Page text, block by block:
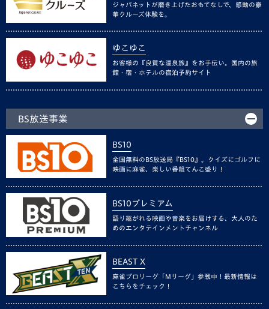
ジャパネットが磨き上げたおもてなしで、感動の豪
華クルーズ体験を。
ゆこゆこ
お客様の『良質な温泉旅』をお手伝い。国内の旅
館・宿・ホテルの宿泊予約サイト
BS放送事業
BS10
全国無料のBS放送局『BS10』。クイズにゴルフに
映画に麻雀、楽しい番組てんこ盛り！
BS10プレミアム
語り継がれる映画や音楽をお届けする、大人のた
めのエンタテインメントチャンネル
BEAST X
麻雀プロリーグ「Mリーグ」参戦中！最新情報は
こちらをチェック！